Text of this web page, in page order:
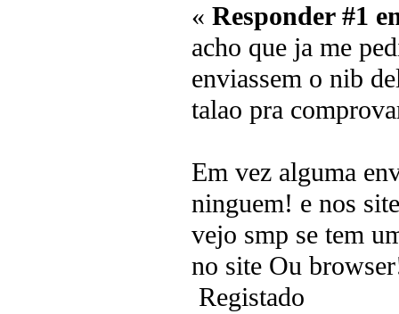
« Responder #1
acho que ja me
enviassem o nib
talao pra
Em vez alguma
ninguem! e nos
vejo smp se tem
no site Ou
Registado